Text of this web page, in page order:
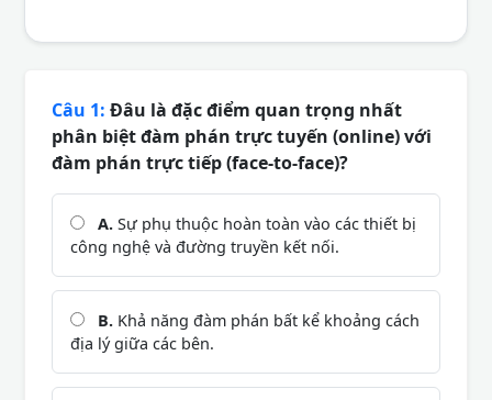
Câu 1: Đâu là đặc điểm quan trọng nhất
phân biệt đàm phán trực tuyến (online) với
đàm phán trực tiếp (face-to-face)?
A. Sự phụ thuộc hoàn toàn vào các thiết bị
công nghệ và đường truyền kết nối.
B. Khả năng đàm phán bất kể khoảng cách
địa lý giữa các bên.